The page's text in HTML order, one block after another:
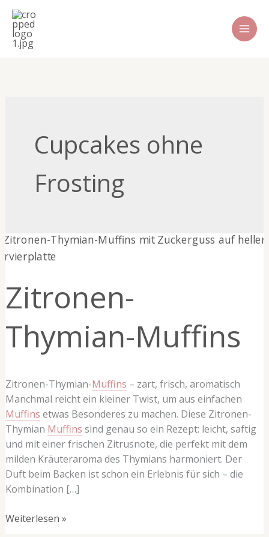
Zum
Inhalt
springen
Cupcakes ohne
Frosting
Zitronen-
Thymian-Muffins
Zitronen-Thymian-Muffins – zart, frisch, aromatisch
Manchmal reicht ein kleiner Twist, um aus einfachen
Muffins etwas Besonderes zu machen. Diese Zitronen-
Thymian Muffins sind genau so ein Rezept: leicht, saftig
und mit einer frischen Zitrusnote, die perfekt mit dem
milden Kräuteraroma des Thymians harmoniert. Der
Duft beim Backen ist schon ein Erlebnis für sich – die
Kombination […]
Zitronen-
Thymian-
Weiterlesen »